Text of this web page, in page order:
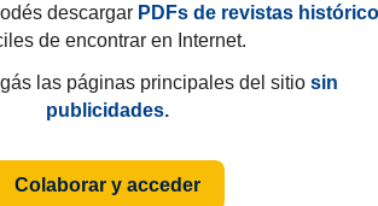
2011
descargar PDFs de revistas
de encontrar en Internet.
las páginas principales del sitio sin
publicidades.
Colaborar y acceder